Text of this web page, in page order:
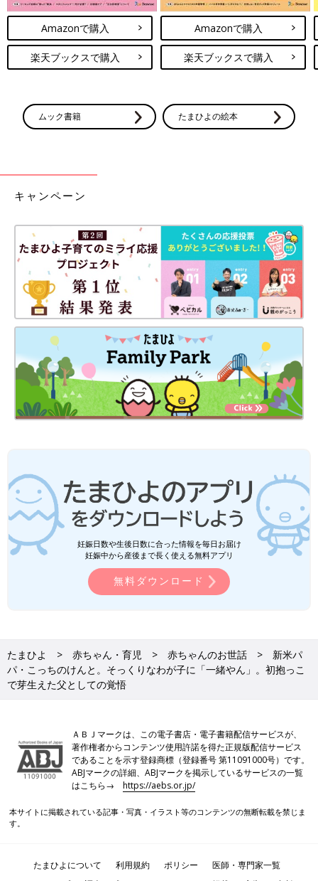
Amazonで購入
楽天ブックスで購入
Amazonで購入
楽天ブックスで購入
ムック書籍 たまひよの絵本
キャンペーン
妊娠日数や生後日数に合った情報を毎日お届け
妊娠中から産後まで長く使える無料アプリ
無料ダウンロード
たまひよ 赤ちゃん・育児 赤ちゃんのお世話
新米パ
パ・こっちのけんと。そっくりなわが子に「一緒やん」。初抱っこ
で芽生えた父としての覚悟
ＡＢＪマークは、この電子書店・電子書籍配信サービスが、
著作権者からコンテンツ使用許諾を得た正規版配信サービス
であることを示す登録商標（登録番号 第11091000号）です。
ABJマークの詳細、ABJマークを掲示しているサービスの一覧
はこちら→https://aebs.or.jp/
本サイトに掲載されている記事・写真・イラスト等のコンテンツの無断転載を禁じま
す。
たまひよについて 利用規約 ポリシー
医師・専門家一覧